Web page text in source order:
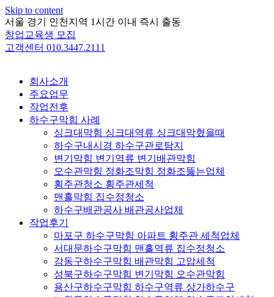
Skip to content
서울 경기 인천지역 1시간 이내 즉시 출동
창업교육생 모집
고객센터 010.3447.2111
회사소개
주요업무
작업전후
하수구막힘 사례
싱크대막힘 싱크대역류 싱크대막혔을때
하수구내시경 하수구관로탐지
변기막힘 변기역류 변기배관막힘
오수관막힘 정화조막힘 정화조뚫는업체
횡주관청소 횡주관세척
맨홀막힘 집수정청소
하수구배관공사 배관공사업체
작업후기
마포구 하수구막힘 아파트 횡주관 세척업체
서대문하수구막힘 맨홀역류 집수정청소
강동구하수구막힘 배관막힘 고압세척
성북구하수구막힘 변기막힘 오수관막힘
용산구하수구막힘 하수구역류 상가하수구